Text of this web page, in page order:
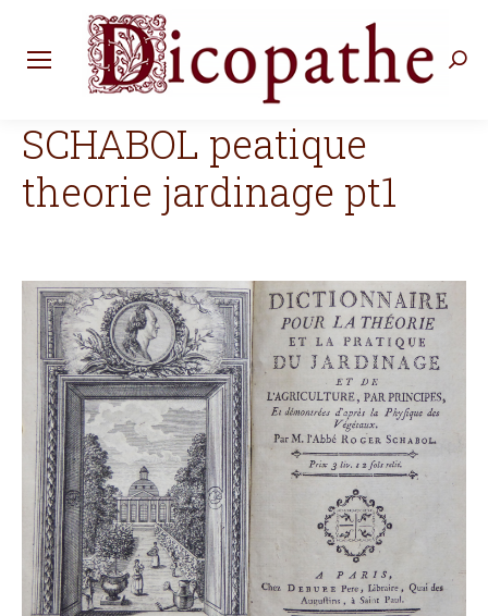
SCHABOL peatique
theorie jardinage pt1